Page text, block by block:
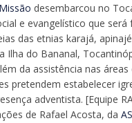
desembarcou no
e evangelístico que
das etnias karajá,
Ilha do Bananal,
da assistência nas áreas
pretendem estabelecer
adventista. [Equipe
de Rafael Acosta, da